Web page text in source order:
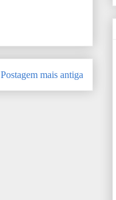
Postagem mais antiga